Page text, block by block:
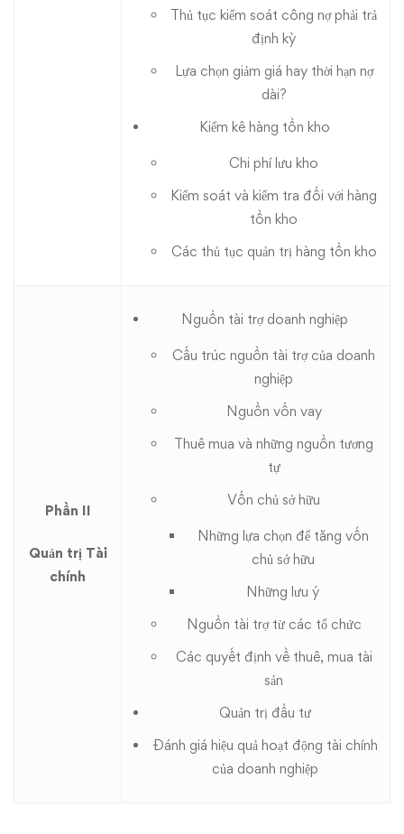
Thủ tục kiểm soát công nợ phải trả
định kỳ
Lựa chọn giảm giá hay thời hạn nợ
dài?
Kiểm kê hàng tồn kho
Chi phí lưu kho
Kiểm soát và kiểm tra đối với hàng
tồn kho
Các thủ tục quản trị hàng tồn kho
Phần II
Quản trị Tài
chính
Nguồn tài trợ doanh nghiệp
Cấu trúc nguồn tài trợ của doanh
nghiệp
Nguồn vốn vay
Thuê mua và những nguồn tương
tự
Vốn chủ sở hữu
Những lựa chọn để tăng vốn
chủ sở hữu
Những lưu ý
Nguồn tài trợ từ các tổ chức
Các quyết định về thuê, mua tài
sản
Quản trị đầu tư
Đánh giá hiệu quả hoạt động tài chính
của doanh nghiệp